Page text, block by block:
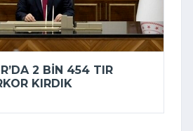
2 BIN 454 TIR
KIRDIK